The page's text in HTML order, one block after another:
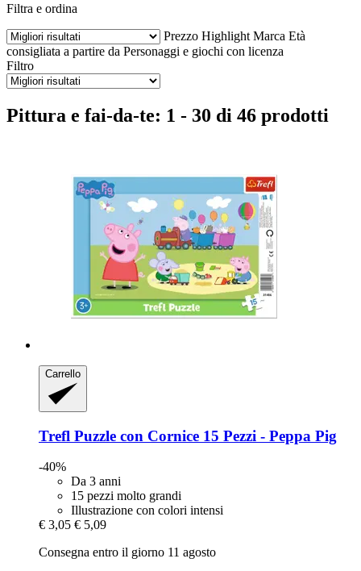
Filtra e ordina
Prezzo Highlight Marca Età
consigliata a partire da Personaggi e giochi con licenza
Filtro
Pittura e fai-da-te: 1 - 30 di 46 prodotti
Carrello
Trefl Puzzle con Cornice 15 Pezzi -​ Peppa Pig
-40%
Da 3 anni
15 pezzi molto grandi
Illustrazione con colori intensi
€ 3,05 € 5,09
Consegna entro il giorno 11 agosto